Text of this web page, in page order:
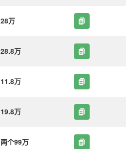
28万
28.8万
11.8万
19.8万
两个99万